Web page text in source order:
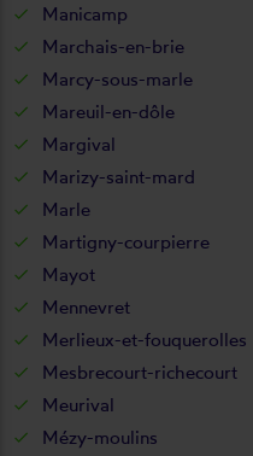
Manicamp
Marchais-en-brie
Marcy-sous-marle
Mareuil-en-dôle
Margival
Marizy-saint-mard
Marle
Martigny-courpierre
Mayot
Mennevret
Merlieux-et-fouquerolles
Mesbrecourt-richecourt
Meurival
Mézy-moulins